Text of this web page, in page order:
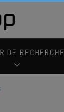
DE RECHERCHE